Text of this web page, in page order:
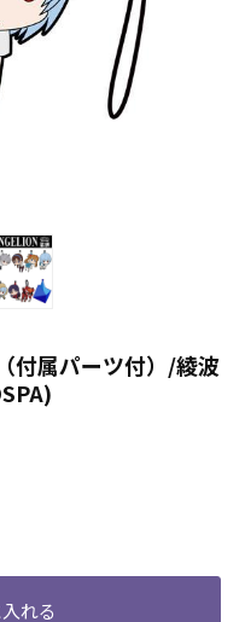
付属パーツ付）/綾波